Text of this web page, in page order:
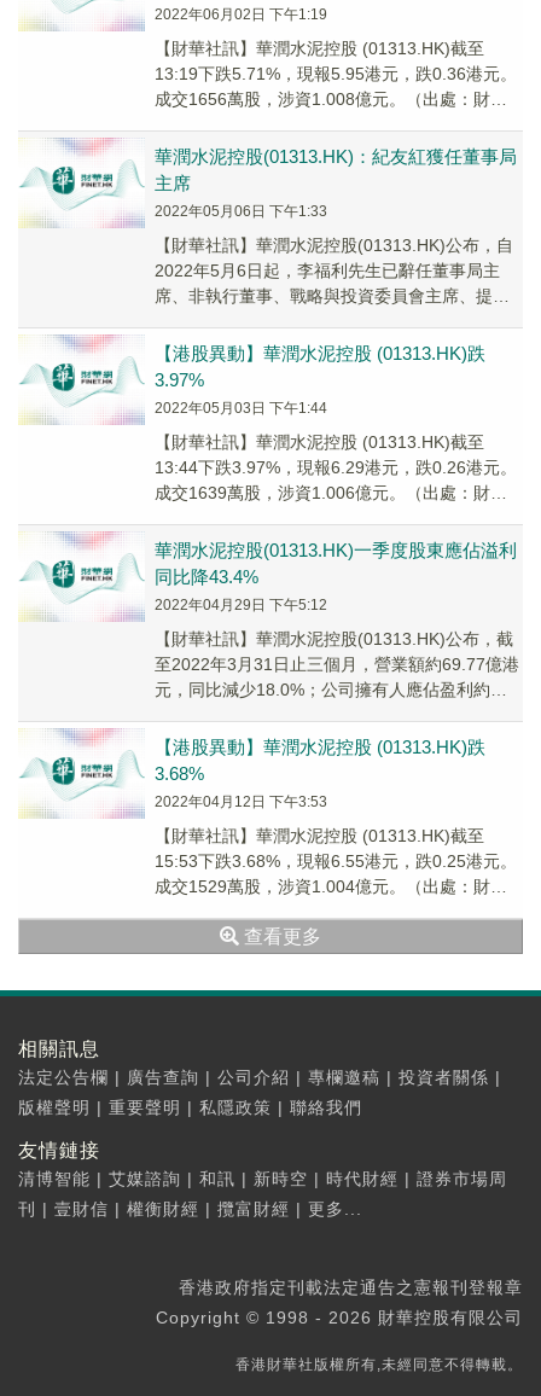
2022年06月02日 下午1:19
【財華社訊】華潤水泥控股 (01313.HK)截至
13:19下跌5.71%，現報5.95港元，跌0.36港元。
成交1656萬股，涉資1.008億元。（出處：財華
華潤水泥控股(01313.HK)：紀友紅獲任董事局
主席
2022年05月06日 下午1:33
【財華社訊】華潤水泥控股(01313.HK)公布，自
2022年5月6日起，李福利先生已辭任董事局主
席、非執行董事、戰略與投資委員會主席、提名
【港股異動】華潤水泥控股 (01313.HK)跌
3.97%
2022年05月03日 下午1:44
【財華社訊】華潤水泥控股 (01313.HK)截至
13:44下跌3.97%，現報6.29港元，跌0.26港元。
成交1639萬股，涉資1.006億元。（出處：財華
華潤水泥控股(01313.HK)一季度股東應佔溢利
同比降43.4%
2022年04月29日 下午5:12
【財華社訊】華潤水泥控股(01313.HK)公布，截
至2022年3月31日止三個月，營業額約69.77億港
元，同比減少18.0%；公司擁有人應佔盈利約
【港股異動】華潤水泥控股 (01313.HK)跌
3.68%
2022年04月12日 下午3:53
【財華社訊】華潤水泥控股 (01313.HK)截至
15:53下跌3.68%，現報6.55港元，跌0.25港元。
成交1529萬股，涉資1.004億元。（出處：財華
查看更多
相關訊息
法定公告欄 | 廣告查詢 | 公司介紹 | 專欄邀稿 | 投資者關係 |
版權聲明 | 重要聲明 | 私隱政策 | 聯絡我們
友情鏈接
清博智能 | 艾媒諮詢 | 和訊 | 新時空 | 時代財經 | 證券市場周
刊
| 壹財信 | 權衡財經 | 攬富財經 | 更多...
香港政府指定刊載法定通告之憲報刊登報章
Copyright © 1998 - 2026 財華控股有限公司
香港財華社版權所有,未經同意不得轉載。